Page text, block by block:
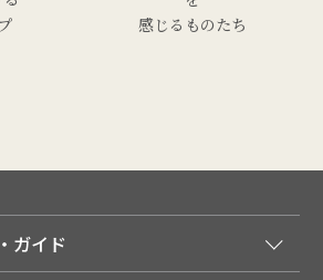
感じるものたち
ガイド